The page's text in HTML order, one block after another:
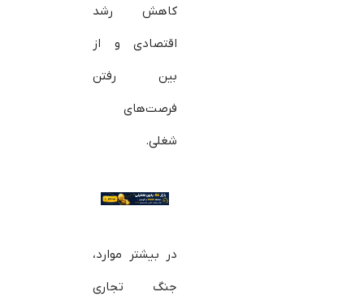
کاهش رشد
اقتصادی و از
بین رفتن
فرصت‌های
شغلی.
در بیشتر موارد،
جنگ تجاری